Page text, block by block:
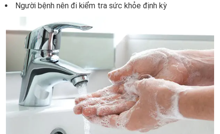
Người bệnh nên đi kiểm tra sức khỏe định kỳ